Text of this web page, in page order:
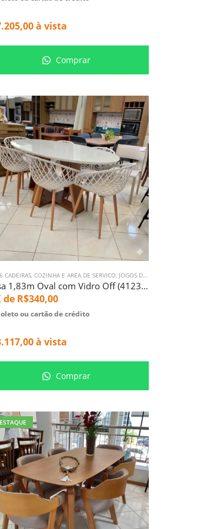
à vista
Comprar
COM 6 LUGARES,SALA DE JANTAR
CADEIRAS, COZINHA E AREA DE SERVICO JOGOS DE MESA
Mesa 1,83m Oval com Vidro Off (4123) com 6 Cadeiras Monaco (2340)
de R$340,00
ou cartão de crédito
à vista
Comprar